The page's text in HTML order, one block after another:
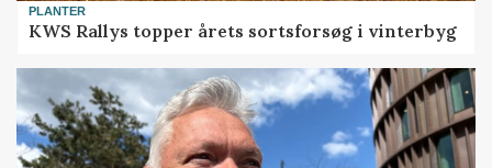
PLANTER
KWS Rallys topper årets sortsforsøg i vinterbyg